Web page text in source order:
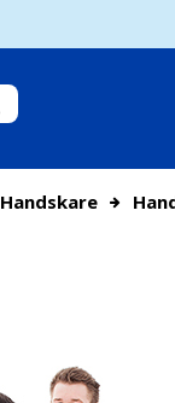
Handskare